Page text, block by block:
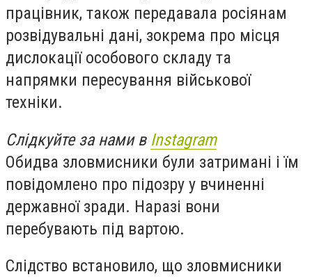
працівник, також передавала росіянам
розвідувальні дані, зокрема про місця
дислокації особового складу та
напрямки пересування військової
техніки.
Слідкуйте за нами в Instagram
Обидва зловмисники були затримані і їм
повідомлено про підозру у вчиненні
державної зради. Наразі вони
перебувають під вартою.
Слідство встановило, що зловмисники